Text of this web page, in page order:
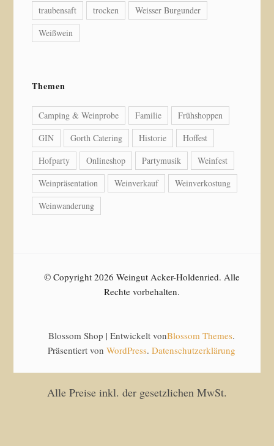
traubensaft
trocken
Weisser Burgunder
Weißwein
Themen
Camping & Weinprobe Familie
Frühshoppen
GIN
Gorth Catering Historie
Hoffest
Hofparty
Onlineshop Partymusik
Weinfest
Weinpräsentation
Weinverkauf
Weinverkostung
Weinwanderung
© Copyright 2026 Weingut Acker-Holdenried. Alle
Rechte vorbehalten.
Blossom Shop | Entwickelt vonBlossom Themes.
Präsentiert von WordPress. Datenschutzerklärung
Alle Preise inkl. der gesetzlichen MwSt.